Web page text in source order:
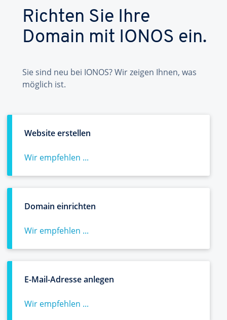
Richten Sie Ihre
Domain mit IONOS ein.
Sie sind neu bei IONOS? Wir zeigen Ihnen, was
möglich ist.
Website erstellen
Wir empfehlen ...
Domain einrichten
Wir empfehlen ...
E-Mail-Adresse anlegen
Wir empfehlen ...